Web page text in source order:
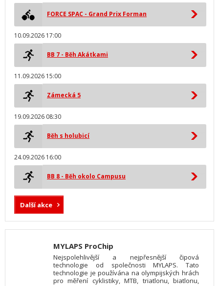
FORCE SPAC - Grand Prix Forman
10.09.2026 17:00
BB 7 - Běh Akátkami
11.09.2026 15:00
Zámecká 5
19.09.2026 08:30
Běh s holubicí
24.09.2026 16:00
BB 8 - Běh okolo Campusu
Další akce
MYLAPS ProChip
Nejspolehlivější a nejpřesnější čipová
technologie od společnosti MYLAPS. Tato
technologie je používána na olympijských hrách
pro měření cyklistiky, MTB, triatlonu, biatlonu,